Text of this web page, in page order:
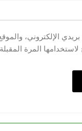
الإلكتروني،
المرة